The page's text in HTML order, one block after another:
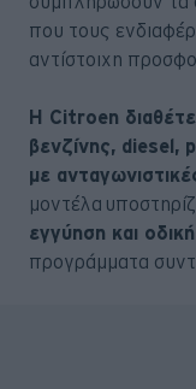
που τους
αντίστοιχη
Η Citroen
βενζίνης, diesel,
με
μοντέλα
εγγύηση και
προγράμματα